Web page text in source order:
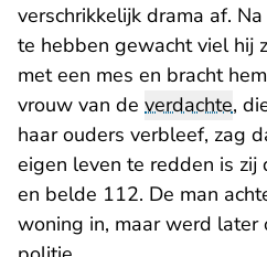
verschrikkelijk drama af.
te hebben gewacht viel hij
met een mes en bracht
vrouw van de verdachte,
haar ouders verbleef, zag
eigen leven te redden is
en belde 112. De man
woning in, maar werd later